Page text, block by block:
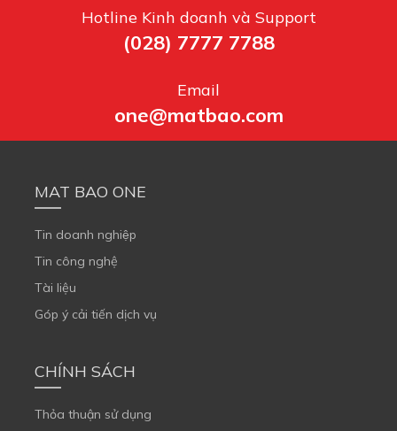
Hotline Kinh doanh và Support
(028) 7777 7788
Email
one@matbao.com
MAT BAO ONE
Tin doanh nghiệp
Tin công nghệ
Tài liệu
Góp ý cải tiến dịch vụ
CHÍNH SÁCH
Thỏa thuận sử dụng